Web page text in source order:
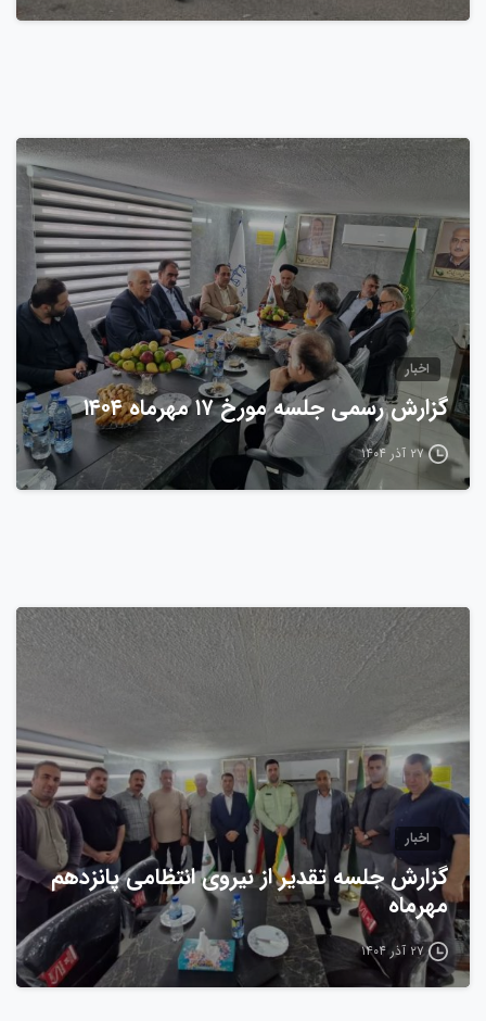
0
اخبار
گزارش رسمی جلسه مورخ ۱۷ مهرماه ۱۴۰۴
۲۷ آذر ۱۴۰۴
0
اخبار
گزارش جلسه تقدیر از نیروی انتظامی پانزدهم
مهرماه
۲۷ آذر ۱۴۰۴